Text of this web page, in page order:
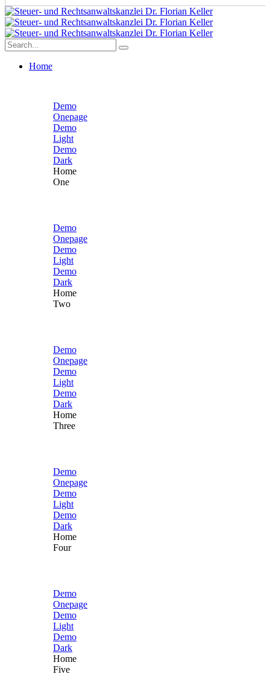
Home
Demo
Onepage
Demo
Light
Demo
Dark
Home
One
Demo
Onepage
Demo
Light
Demo
Dark
Home
Two
Demo
Onepage
Demo
Light
Demo
Dark
Home
Three
Demo
Onepage
Demo
Light
Demo
Dark
Home
Four
Demo
Onepage
Demo
Light
Demo
Dark
Home
Five